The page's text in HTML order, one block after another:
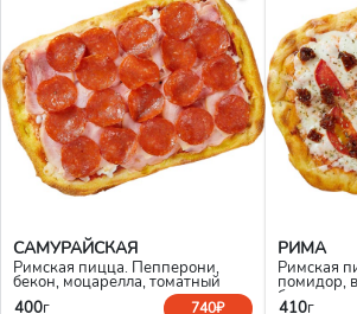
САМУРАЙСКАЯ
Римская пицца. Пепперони,
бекон, моцарелла, томатный
соус
400г 740₽
РИМА
Римская
помидор,
базилик,
410г